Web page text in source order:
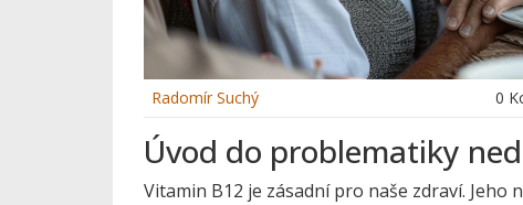
Radomír Suchý 0
Úvod do problematiky
Vitamin B12 je zásadní pro naše zdraví.